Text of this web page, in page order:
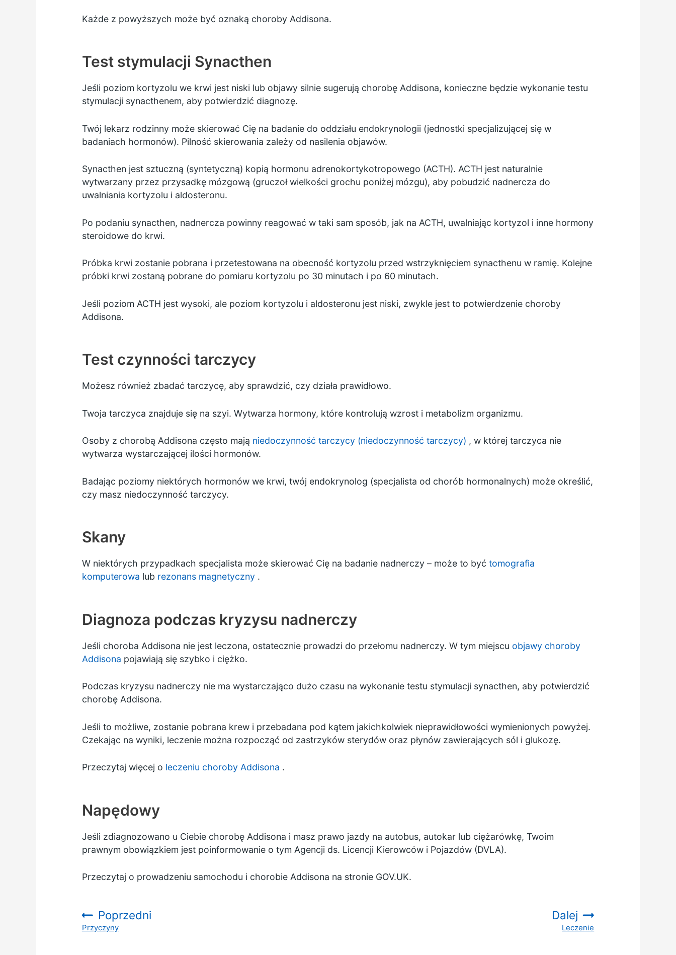
Każde z powyższych może być oznaką choroby Addisona.
Test stymulacji Synacthen
Jeśli poziom kortyzolu we krwi jest niski lub objawy silnie sugerują chorobę Addisona, konieczne będzie wykonanie testu
stymulacji synacthenem, aby potwierdzić diagnozę.
Twój lekarz rodzinny może skierować Cię na badanie do oddziału endokrynologii (jednostki specjalizującej się w
badaniach hormonów). Pilność skierowania zależy od nasilenia objawów.
Synacthen jest sztuczną (syntetyczną) kopią hormonu adrenokortykotropowego (ACTH). ACTH jest naturalnie
wytwarzany przez przysadkę mózgową (gruczoł wielkości grochu poniżej mózgu), aby pobudzić nadnercza do
uwalniania kortyzolu i aldosteronu.
Po podaniu synacthen, nadnercza powinny reagować w taki sam sposób, jak na ACTH, uwalniając kortyzol i inne hormony
steroidowe do krwi.
Próbka krwi zostanie pobrana i przetestowana na obecność kortyzolu przed wstrzyknięciem synacthenu w ramię. Kolejne
próbki krwi zostaną pobrane do pomiaru kortyzolu po 30 minutach i po 60 minutach.
Jeśli poziom ACTH jest wysoki, ale poziom kortyzolu i aldosteronu jest niski, zwykle jest to potwierdzenie choroby
Addisona.
Test czynności tarczycy
Możesz również zbadać tarczycę, aby sprawdzić, czy działa prawidłowo.
Twoja tarczyca znajduje się na szyi. Wytwarza hormony, które kontrolują wzrost i metabolizm organizmu.
Osoby z chorobą Addisona często mają niedoczynność tarczycy (niedoczynność tarczycy) , w której tarczyca nie
wytwarza wystarczającej ilości hormonów.
Badając poziomy niektórych hormonów we krwi, twój endokrynolog (specjalista od chorób hormonalnych) może określić,
czy masz niedoczynność tarczycy.
Skany
W niektórych przypadkach specjalista może skierować Cię na badanie nadnerczy – może to być tomografia
komputerowa lub rezonans magnetyczny.
Diagnoza podczas kryzysu nadnerczy
Jeśli choroba Addisona nie jest leczona, ostatecznie prowadzi do przełomu nadnerczy. W tym miejscu objawy choroby
Addisona pojawiają się szybko i ciężko.
Podczas kryzysu nadnerczy nie ma wystarczająco dużo czasu na wykonanie testu stymulacji synacthen, aby potwierdzić
chorobę Addisona.
Jeśli to możliwe, zostanie pobrana krew i przebadana pod kątem jakichkolwiek nieprawidłowości wymienionych powyżej.
Czekając na wyniki, leczenie można rozpocząć od zastrzyków sterydów oraz płynów zawierających sól i glukozę.
Przeczytaj więcej o leczeniu choroby Addisona .
Napędowy
Jeśli zdiagnozowano u Ciebie chorobę Addisona i masz prawo jazdy na autobus, autokar lub ciężarówkę, Twoim
prawnym obowiązkiem jest poinformowanie o tym Agencji ds. Licencji Kierowców i Pojazdów (DVLA).
Przeczytaj o prowadzeniu samochodu i chorobie Addisona na stronie GOV.UK.
Poprzedni
:Przyczyny
Dalej
:
Leczenie